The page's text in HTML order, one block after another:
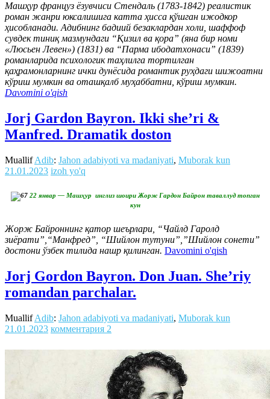
Машҳур француз ёзувчиси Стендаль (1783-1842) реалистик
роман жанри юксалишига катта ҳисса қўшган ижодкор
ҳисобланади. Адибнинг бадиий безаклардан холи, шаффоф
сувдек тиниқ мазмундаги “Қизил ва қора” (яна бир номи
«Люсьен Левен») (1831) ва “Парма ибодатхонаси” (1839)
романларида психологик таҳлилга тортилган
қаҳрамонларнинг ички дунёсида романтик руҳдаги шижоатни
кўриш мумкин ва оташқалб муҳаббатни, кўриш мумкин.
Davomini o'qish
Jorj Gardon Bayron. Ikki she’ri &
Manfred. Dramatik doston
MuallifAdib: Jahon adabiyoti va madaniyati, Muborak kun
21.01.2023 izoh yo'q
22 январ — Машҳур инглиз шоири Жорж Гардон Байрон таваллуд топган
кун
Жорж Байроннинг қатор шеърлари, “Чайлд Гаролд
зиёрати”,“Манфред”, “Шийлон тутуни”,”Шийлон сонети”
достони ўзбек тилида нашр қилинган. Davomini o'qish
Jorj Gordon Bayron. Don Juan. She’riy
romandan parchalar.
MuallifAdib: Jahon adabiyoti va madaniyati, Muborak kun
21.01.2023 комментария 2